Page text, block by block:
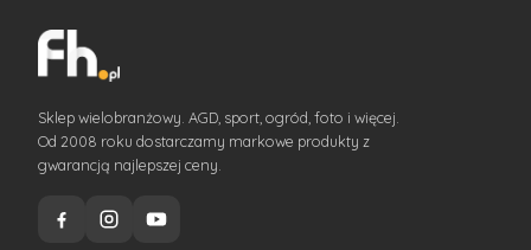
Sklep wielobranżowy. AGD, sport, ogród, foto i więcej.
Od 2008 roku dostarczamy markowe produkty z
gwarancją najlepszej ceny.